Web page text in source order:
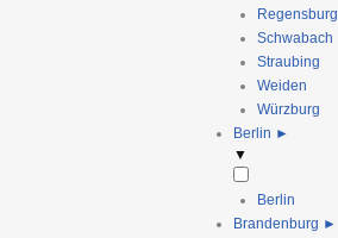
Regensburg
Schwabach
Straubing
Weiden
Würzburg
Berlin ►
▼
Berlin
Brandenburg ►